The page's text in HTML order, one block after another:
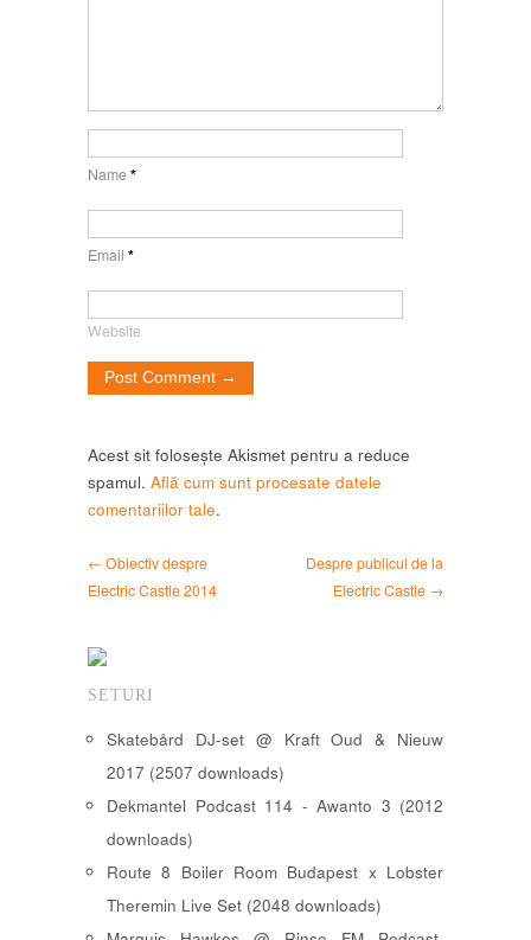
Name*
Email *
Website
Acest sit folosește Akismet pentru a reduce
spamul. Află cum sunt procesate datele
comentariilor tale.
← Obiectiv despre
Electric Castle 2014
Despre publicul de la
Electric Castle →
SETURI
Skatebård DJ-set @ Kraft Oud & Nieuw
2017 (2507 downloads)
Dekmantel Podcast 114 - Awanto 3 (2012
downloads)
Route 8 Boiler Room Budapest x Lobster
Theremin Live Set (2048 downloads)